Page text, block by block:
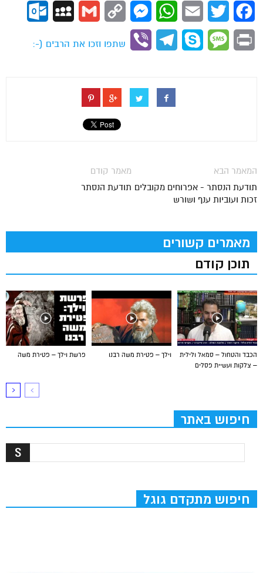
Facebook
Twitter
Email
WhatsApp
Messenger
Copy
Gmail
MySpace
Print
Message
Skype
Telegram
Viber
שתפו וזכו את הרבים (-:
מאמר קודם
תודעת הנסתר
המאמר הבא
תודעת הנסתר - אפרוחים מקובלים
זכות ועוביות ענף ושורש
מאמרים קשורים
תוכן קודם
פרשת וילך – פטירת משה וילך – פטירת משה רבנו
הכבד והטחול – סמאל ולילית
– צלקות ועשיית פסלים
חיפוש באתר
חיפוש מתקדם גוגל